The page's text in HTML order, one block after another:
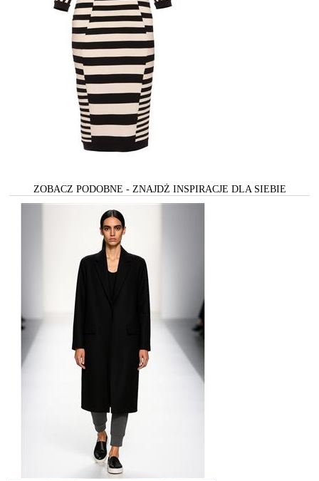
ZOBACZ PODOBNE - ZNAJDŻ INSPIRACJE DLA SIEBIE